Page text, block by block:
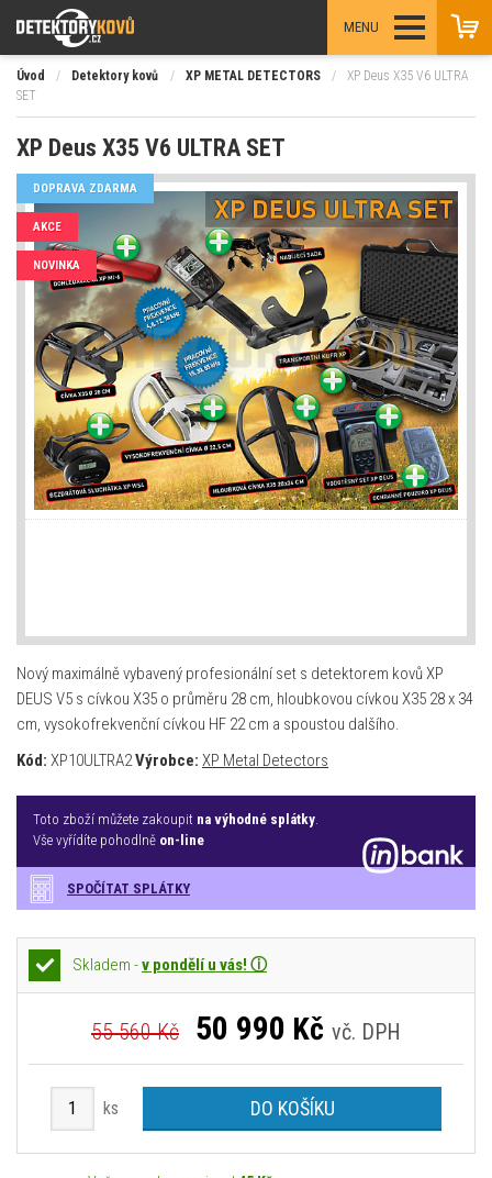
MENU
Úvod / Detektory kovů / XP METAL DETECTORS /
XP Deus X35 V6 ULTRA
SET
XP Deus X35 V6 ULTRA SET
DOPRAVA ZDARMA
AKCE
NOVINKA
Nový maximálně vybavený profesionální set s detektorem kovů XP
DEUS V5 s cívkou X35 o průměru 28 cm, hloubkovou cívkou X35 28 x 34
cm, vysokofrekvenční cívkou HF 22 cm a spoustou dalšího.
Kód: XP10ULTRA2Výrobce: XP Metal Detectors
Toto zboží můžete zakoupit na výhodné splátky
Vše vyřídíte pohodlně on-line
SPOČÍTAT SPLÁTKY
Skladem -v pondělí u vás! ⓘ
55 560 Kč 50 990 Kč vč. DPH
ks DO KOŠÍKU